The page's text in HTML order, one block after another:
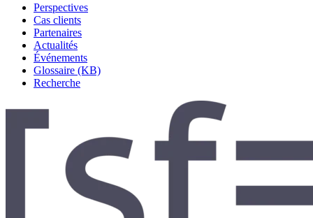
Perspectives
Cas clients
Partenaires
Actualités
Événements
Glossaire (KB)
Recherche